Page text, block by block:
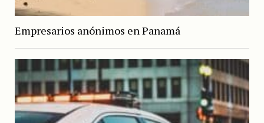
Empresarios anónimos en Panamá